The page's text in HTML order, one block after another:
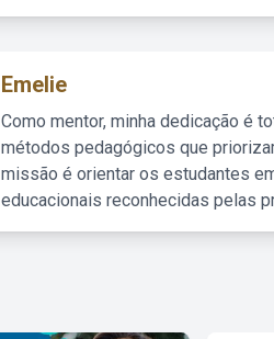
Emelie
Como mentor, minha dedicação é
métodos pedagógicos que
missão é orientar os estudantes
educacionais reconhecidas pelas